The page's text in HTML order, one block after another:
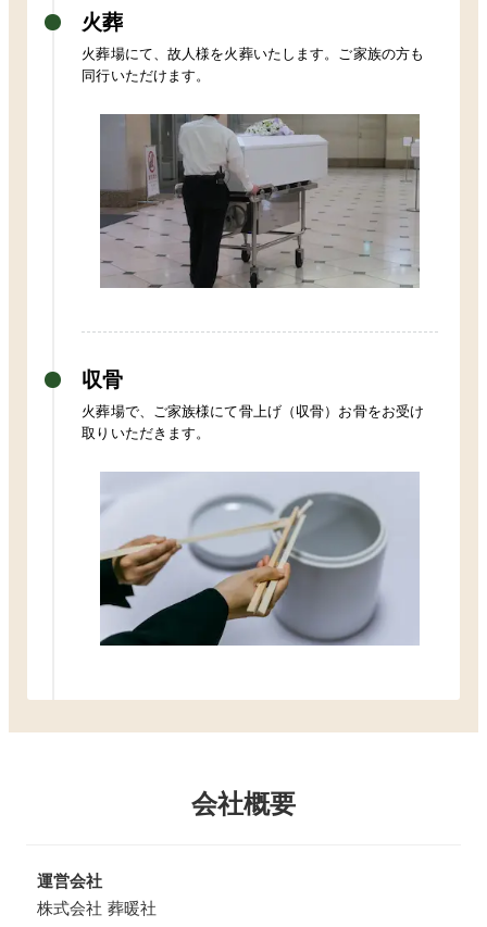
火葬
火葬場にて、故人様を火葬いたします。ご家族の方も
同行いただけます。
収骨
火葬場で、ご家族様にて骨上げ（収骨）お骨をお受け
取りいただきます。
会社概要
運営会社
株式会社 葬暖社